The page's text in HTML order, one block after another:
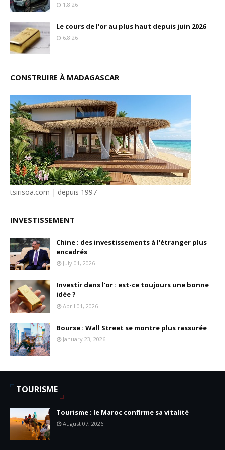
1.8.26
Le cours de l'or au plus haut depuis juin 2026
6.8.26
CONSTRUIRE À MADAGASCAR
tsirisoa.com | depuis 1997
INVESTISSEMENT
Chine : des investissements à l'étranger plus
encadrés
July 01, 2026
Investir dans l'or : est-ce toujours une bonne
idée ?
April 01, 2026
Bourse : Wall Street se montre plus rassurée
January 23, 2026
TOURISME
Tourisme : le Maroc confirme sa vitalité
August 07, 2026